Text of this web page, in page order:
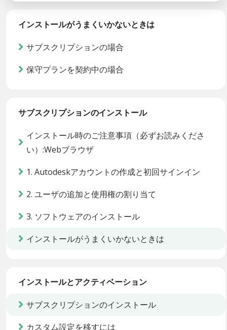
インストールがうまくいかないときは
サブスクリプションの場合
保守プランを契約中の場合
サブスクリプションのインストール
インストール時のご注意事項（必ずお読みくださ
い）:Webブラウザ
1. Autodeskアカウントの作成と初回サインイン
2. ユーザの追加と使用権の割り当て
3. ソフトウェアのインストール
インストールがうまくいかないときは
インストールとアクティベーション
サブスクリプションのインストール
カスタム設定を移すには